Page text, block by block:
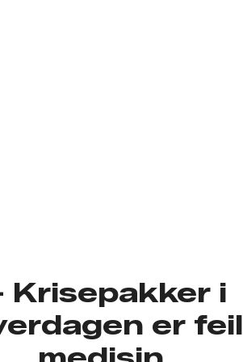
Krisepakker i
er feil